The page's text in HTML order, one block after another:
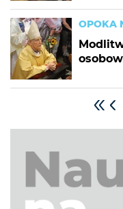
OPOKA